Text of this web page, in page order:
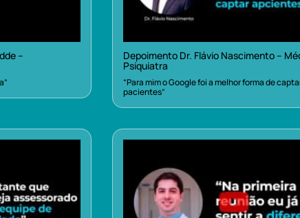
– Depoimento Dr. Flávio Nascimento –
Psiquiatra
“Para mim o Google foi a melhor forma de
pacientes”